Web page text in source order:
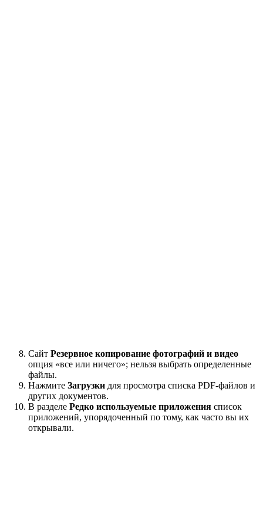
Сайт Резервное копирование фотографий и видео
опция «все или ничего»; нельзя выбрать определенные
файлы.
Нажмите Загрузки для просмотра списка PDF-файлов и
других документов.
В разделе Редко используемые приложения список
приложений, упорядоченный по тому, как часто вы их
открывали.